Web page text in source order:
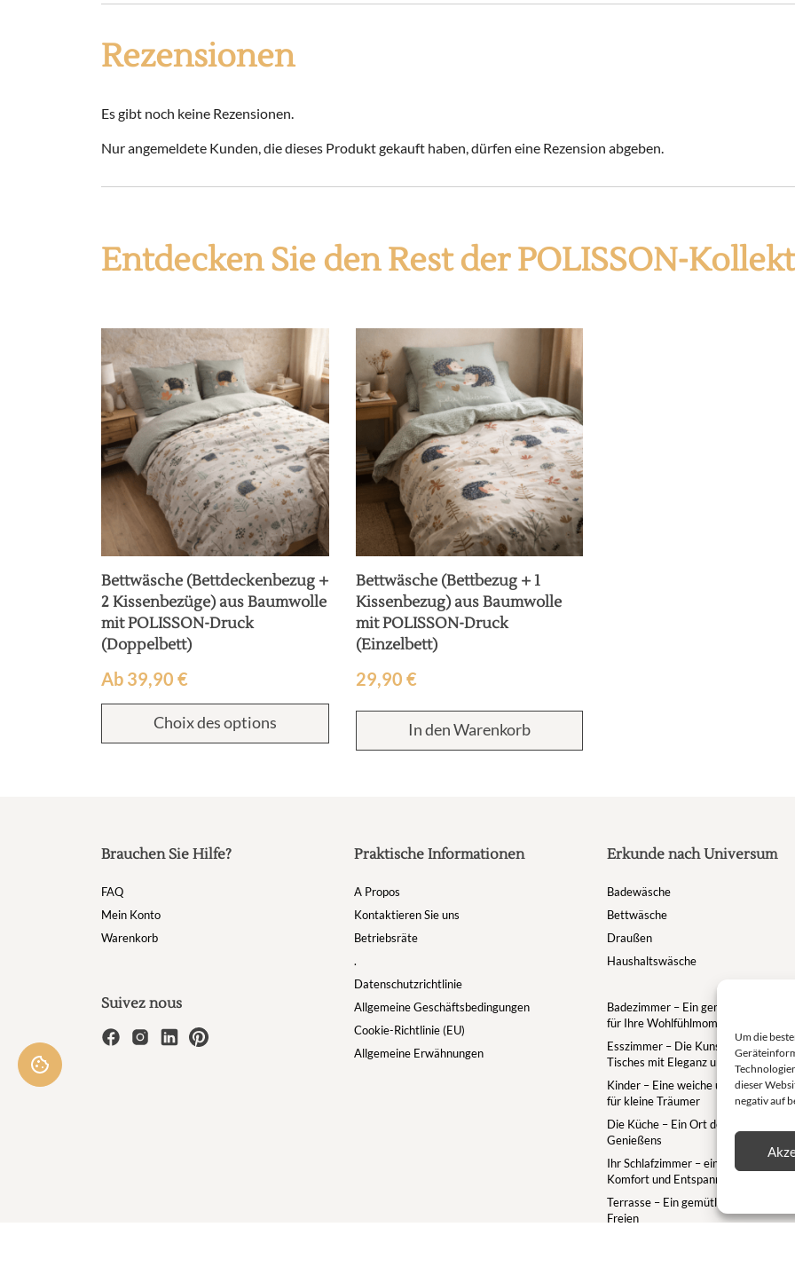
Um die
dieser
negativ auf
Rezensionen
Es gibt noch keine Rezensionen.
Nur angemeldete Kunden, die dieses Produkt gekauft haben, dürfen eine Rezension abgeben.
Entdecken Sie den Rest der POLISSON-
Bettwäsche (Bettdeckenbezug +
2 Kissenbezüge) aus Baumwolle
mit POLISSON-Druck
(Doppelbett)
Ab 39,90 €
Choix des options
Bettwäsche (Bettbezug + 1
Kissenbezug) aus Baumwolle
mit POLISSON-Druck
(Einzelbett)
29,90 €
In den Warenkorb
Brauchen Sie Hilfe?
FAQ
Mein Konto
Warenkorb
Suivez nous
Praktische Informationen
A Propos
Kontaktieren Sie uns
Betriebsräte
.
Datenschutzrichtlinie
Allgemeine Geschäftsbedingungen
Cookie-Richtlinie (EU)
Allgemeine Erwähnungen
Erkunde nach Universum
Badewäsche
Bettwäsche
Draußen
Haushaltswäsche
Badezimmer – Ein gemütlicher
für Ihre Wohlfühlmomente
Esszimmer – Die Kunst des gedeckten
Tisches mit Eleganz und Geselligkeit
Kinder – Eine weiche und
für kleine Träumer
Die Küche – Ein Ort des
Genießens
Ihr Schlafzimmer – ein Rückzugsort
Komfort und Entspannung
Terrasse – Ein gemütlicher
Freien